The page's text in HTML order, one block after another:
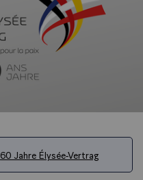
60 Jahre Élysée-Vertrag